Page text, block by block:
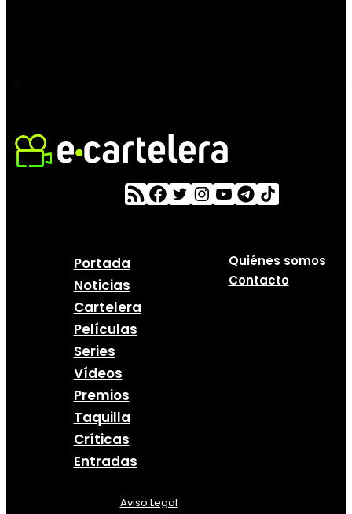
Portada
Noticias
Cartelera
Películas
Series
Vídeos
Premios
Taquilla
Críticas
Entradas
Quiénes somos
Contacto
Aviso Legal